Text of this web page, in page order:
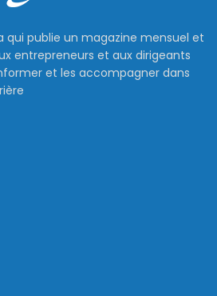
qui publie un magazine mensuel et
entrepreneurs et aux dirigeants
et les accompagner dans